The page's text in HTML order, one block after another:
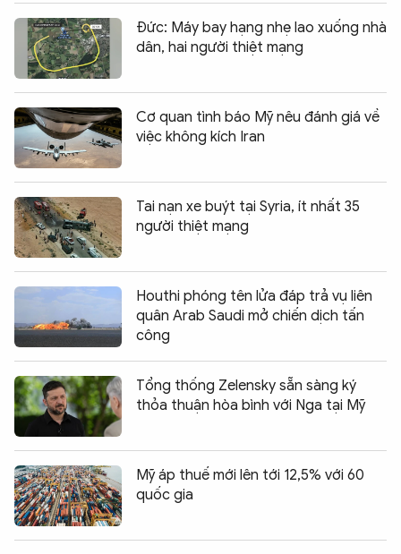
Đức: Máy bay hạng nhẹ lao xuống nhà
dân, hai người thiệt mạng
Cơ quan tình báo Mỹ nêu đánh giá về
việc không kích Iran
Tai nạn xe buýt tại Syria, ít nhất 35
người thiệt mạng
Houthi phóng tên lửa đáp trả vụ liên
quân Arab Saudi mở chiến dịch tấn
công
Tổng thống Zelensky sẵn sàng ký
thỏa thuận hòa bình với Nga tại Mỹ
Mỹ áp thuế mới lên tới 12,5% với 60
quốc gia